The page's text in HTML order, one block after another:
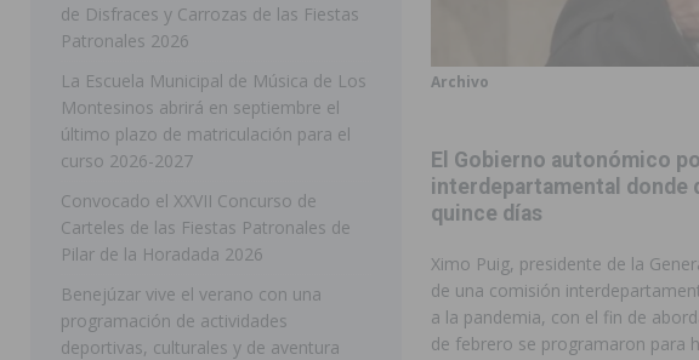
[ 06/08/2026 ]
Redován presenta la programación de sus Fiestas Patronales
[ 06/08/2026 ] El PSOE denuncia una nueva prórroga de la ORA en Orihuela
[ 06/08/2026 ]
La Diputación destina dos millones de euros a la
ellos varios de la Vega Baja
COMARCA
[ 06/08/2026 ] Vegavacaciones 2026 amplía su programación con
Archivo
El Gobierno autonómico
interdepartamental donde
quince días
Ximo Puig, presidente de la
de una comisión
a la pandemia, con el fin de
de febrero se programaron para
de Disfraces y Carrozas de las Fiestas
Patronales 2026
La Escuela Municipal de Música de Los
Montesinos abrirá en septiembre el
último plazo de matriculación para el
curso 2026-2027
Convocado el XXVII Concurso de
Carteles de las Fiestas Patronales de
Pilar de la Horadada 2026
Benejúzar vive el verano con una
programación de actividades
deportivas, culturales y de aventura